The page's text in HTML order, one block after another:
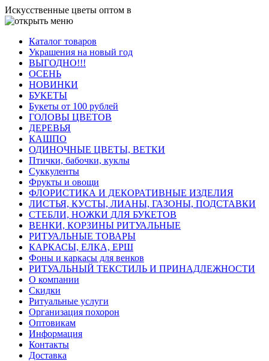
Искусственные цветы оптом в
Каталог товаров
Украшения на новый год
ВЫГОДНО!!!
ОСЕНЬ
НОВИНКИ
БУКЕТЫ
Букеты от 100 рублей
ГОЛОВЫ ЦВЕТОВ
ДЕРЕВЬЯ
КАШПО
ОДИНОЧНЫЕ ЦВЕТЫ, ВЕТКИ
Птички, бабочки, куклы
Суккуленты
Фрукты и овощи
ФЛОРИСТИКА И ДЕКОРАТИВНЫЕ ИЗДЕЛИЯ
ЛИСТЬЯ, КУСТЫ, ЛИАНЫ, ГАЗОНЫ, ПОДСТАВКИ
СТЕБЛИ, НОЖКИ ДЛЯ БУКЕТОВ
ВЕНКИ, КОРЗИНЫ РИТУАЛЬНЫЕ
РИТУАЛЬНЫЕ ТОВАРЫ
КАРКАСЫ, ЕЛКА, ЕРШ
Фоны и каркасы для венков
РИТУАЛЬНЫЙ ТЕКСТИЛЬ И ПРИНАДЛЕЖНОСТИ
О компании
Скидки
Ритуальные услуги
Организация похорон
Оптовикам
Информация
Контакты
Доставка